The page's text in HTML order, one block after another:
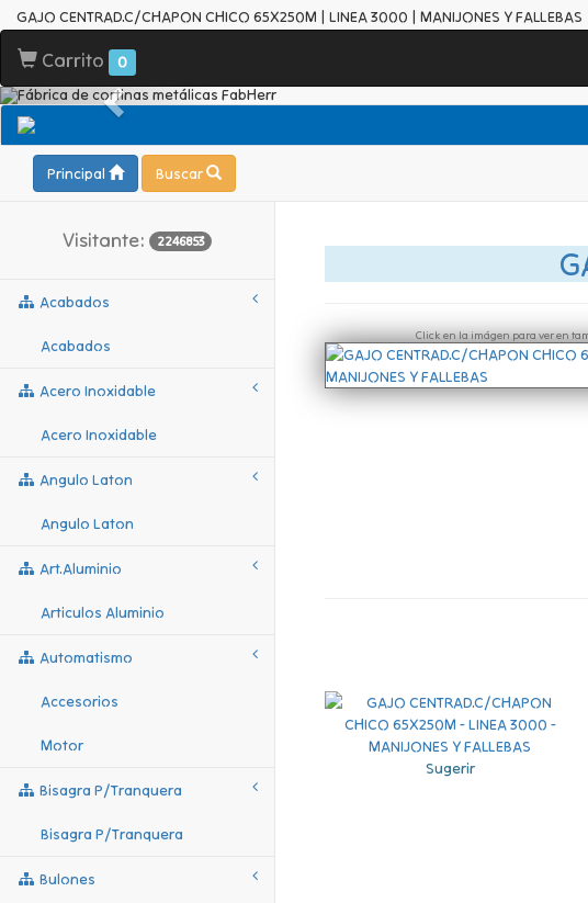
GAJO CENTRAD.C/CHAPON CHICO 65X250M | LINEA 3000 | MANIJONES Y FALLEBAS
Carrito 0
Principal Buscar
Visitante: 2246853
Acabados
Acabados
Acero Inoxidable
Acero Inoxidable
Angulo Laton
Angulo Laton
Art.aluminio
Articulos Aluminio
Automatismo
Accesorios
Motor
Bisagra P/tranquera
Bisagra P/tranquera
Bulones
Click en la imágen para ver en
Sugerir